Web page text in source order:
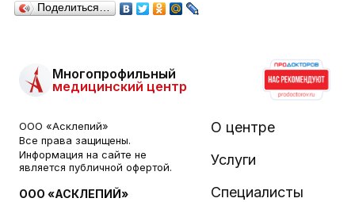
Поделиться…
Многопрофильный
медицинский центр
ООО «Асклепий»
Все права защищены.
Информация на сайте не
является публичной офертой.
ООО «АСКЛЕПИЙ»
О центре
Услуги
Специалисты